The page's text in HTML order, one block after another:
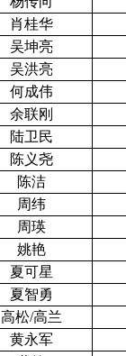
肖桂华
吴坤亮
吴洪亮
何成伟
余联刚
陆卫民
陈义尧
陈洁
周纬
周瑛
姚艳
夏可星
夏智勇
高松/高兰
黄永军